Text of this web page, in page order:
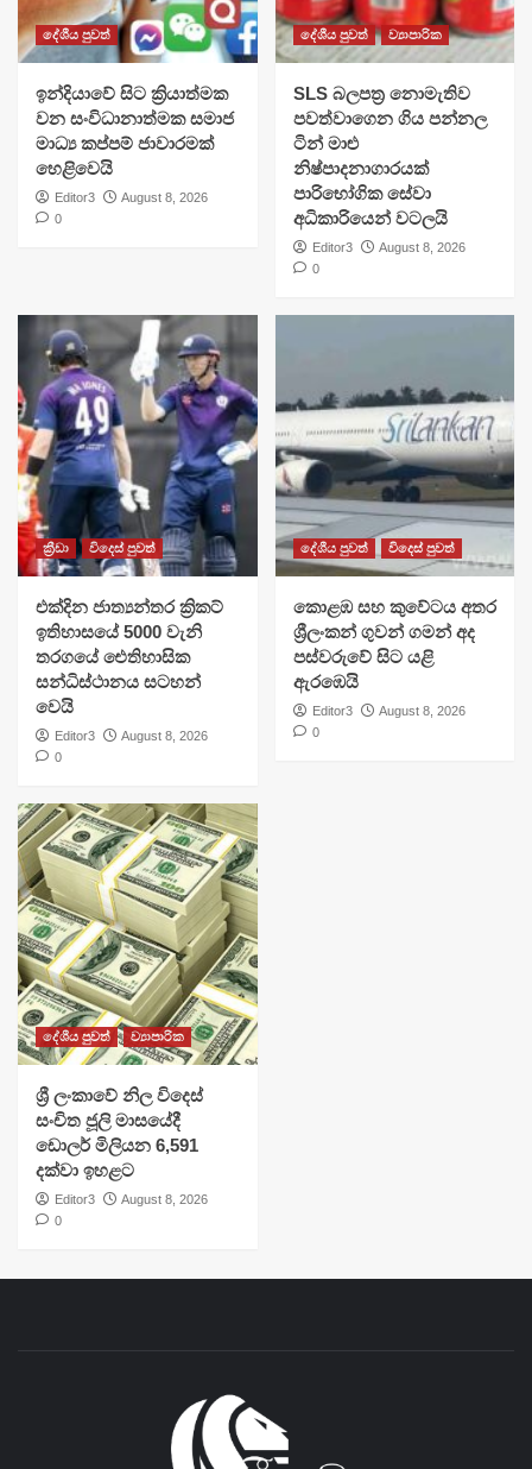
දේශීය පුවත්
​ඉන්දියාවේ සිට ක්‍රියාත්මක
වන සංවිධානාත්මක සමාජ
මාධ්‍ය කප්පම් ජාවාරමක්
හෙළිවෙයි
Editor3
August 8, 2026
0
දේශීය පුවත් ව්‍යාපාරික
SLS බලපත්‍ර නොමැතිව
පවත්වාගෙන ගිය පන්නල
ටින් මාළු
නිෂ්පාදනාගාරයක්
පාරිභෝගික සේවා
අධිකාරියෙන් වටලයි
Editor3
August 8, 2026
0
ක්‍රීඩා විදෙස් පුවත්
එක්දින ජාත්‍යන්තර ක්‍රිකට්
ඉතිහාසයේ 5000 වැනි
තරගයේ ඓතිහාසික
සන්ධිස්ථානය සටහන්
වෙයි
Editor3
August 8, 2026
0
දේශීය පුවත් විදෙස් පුවත්
​කොළඹ සහ කුවේටය අතර
ශ්‍රීලංකන් ගුවන් ගමන් අද
පස්වරුවේ සිට යළි
ඇරඹෙයි
Editor3
August 8, 2026
0
දේශීය පුවත් ව්‍යාපාරික
ශ්‍රී ලංකාවේ නිල විදෙස්
සංචිත ජූලි මාසයේදී
ඩොලර් මිලියන 6,591
දක්වා ඉහළට
Editor3
August 8, 2026
0